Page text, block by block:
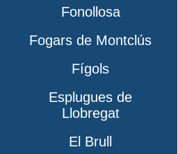
Fonollosa
Fogars de Montclús
Fígols
Esplugues de
Llobregat
El Brull